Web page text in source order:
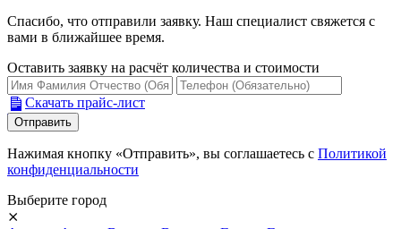
Спасибо, что отправили заявку. Наш специалист свяжется с
вами в ближайшее время.
Оставить заявку на расчёт количества и стоимости
Скачать прайс-лист
Нажимая кнопку «Отправить», вы соглашаетесь с Политикой
конфиденциальности
Выберите город
⨯